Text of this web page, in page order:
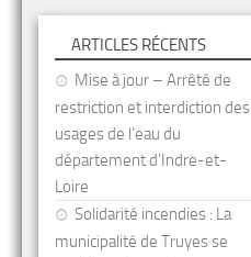
ARTICLES RÉCENTS
Mise à jour – Arrêté de
restriction et interdiction des
usages de l’eau du
département d’Indre-et-
Loire
Solidarité incendies : La
municipalité de Truyes se